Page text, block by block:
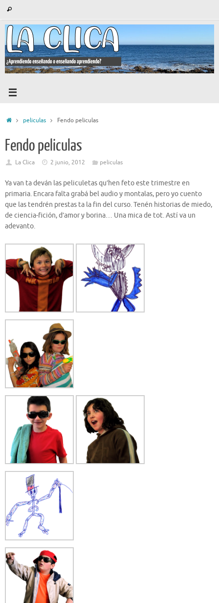
contenido
Buscar
Iniciopeliculas Fendo peliculas
Fendo peliculas
La Clica 2 junio, 2012 peliculas
Ya van ta deván las peliculetas qu’hen feto este trimestre en
primaria. Encara falta grabá bel audio y montalas, pero yo cuento
que las tendrén prestas ta la fin del curso. Tenén historias de miedo,
de ciencia-fición, d’amor y borina… Una mica de tot. Astí va un
adevanto.